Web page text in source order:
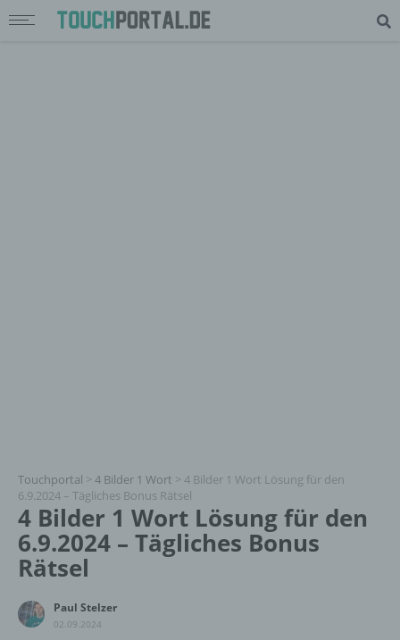
Touchportal > 4 Bilder 1 Wort > 4 Bilder 1 Wort Lösung für den
6.9.2024 – Tägliches Bonus Rätsel
4 Bilder 1 Wort Lösung für den
6.9.2024 – Tägliches Bonus
Rätsel
Paul Stelzer
02.09.2024